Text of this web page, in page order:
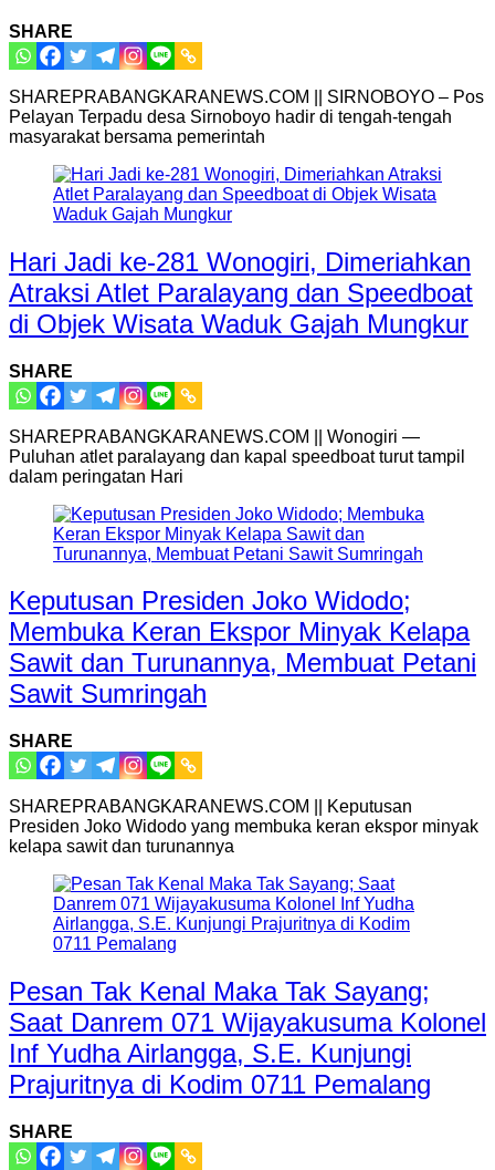
SHARE
SHAREPRABANGKARANEWS.COM || SIRNOBOYO – Pos
Pelayan Terpadu desa Sirnoboyo hadir di tengah-tengah
masyarakat bersama pemerintah
Hari Jadi ke-281 Wonogiri, Dimeriahkan
Atraksi Atlet Paralayang dan Speedboat
di Objek Wisata Waduk Gajah Mungkur
SHARE
SHAREPRABANGKARANEWS.COM || Wonogiri —
Puluhan atlet paralayang dan kapal speedboat turut tampil
dalam peringatan Hari
Keputusan Presiden Joko Widodo;
Membuka Keran Ekspor Minyak Kelapa
Sawit dan Turunannya, Membuat Petani
Sawit Sumringah
SHARE
SHAREPRABANGKARANEWS.COM || Keputusan
Presiden Joko Widodo yang membuka keran ekspor minyak
kelapa sawit dan turunannya
Pesan Tak Kenal Maka Tak Sayang;
Saat Danrem 071 Wijayakusuma Kolonel
Inf Yudha Airlangga, S.E. Kunjungi
Prajuritnya di Kodim 0711 Pemalang
SHARE